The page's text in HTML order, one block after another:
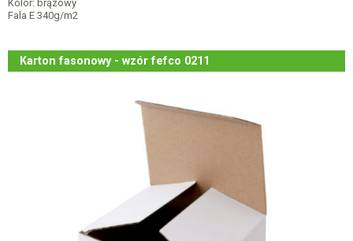
Kolor: brązowy
Fala E 340g/m2
Karton fasonowy - wzór fefco 0211